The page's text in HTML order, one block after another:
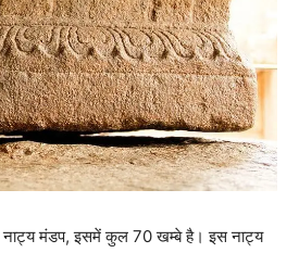
नाट्य मंडप, इसमें कुल 70 खम्बे है। इस नाट्य